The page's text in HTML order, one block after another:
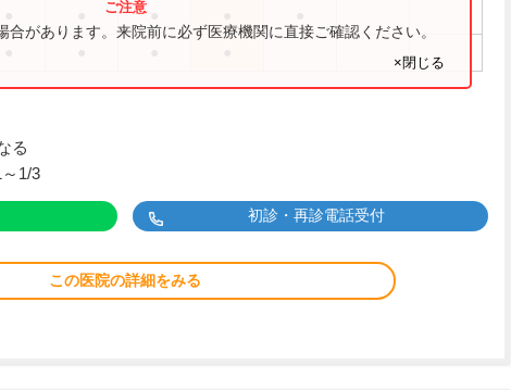
があります。来院前に必ず医療機関に直接ご確認ください。
×閉じる
る
1/3
初診・再診電話受付
この医院の詳細をみる